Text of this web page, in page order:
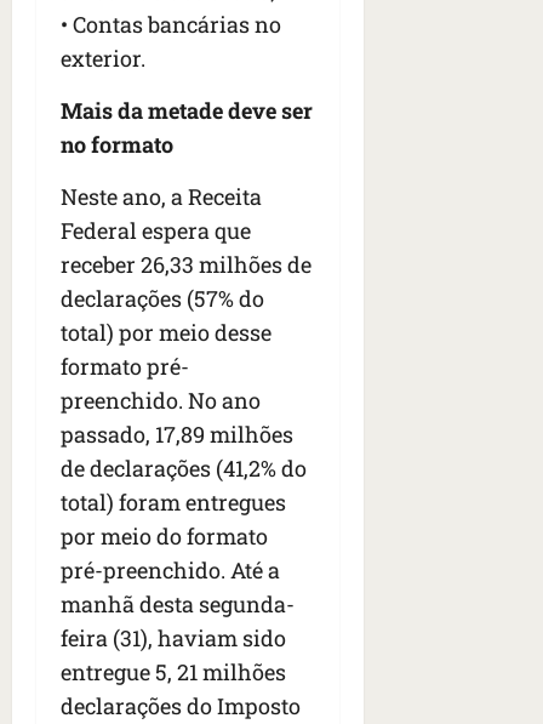
• Contas bancárias no
exterior.
Mais da metade deve ser
no formato
Neste ano, a Receita
Federal espera que
receber 26,33 milhões de
declarações (57% do
total) por meio desse
formato pré-
preenchido. No ano
passado, 17,89 milhões
de declarações (41,2% do
total) foram entregues
por meio do formato
pré-preenchido. Até a
manhã desta segunda-
feira (31), haviam sido
entregue 5, 21 milhões
declarações do Imposto